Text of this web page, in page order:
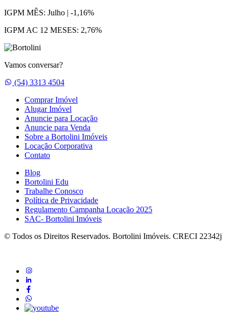
IGPM MÊS: Julho | -1,16%
IGPM AC 12 MESES: 2,76%
Vamos conversar?
Whatsapp
(54) 3313 4504
Comprar Imóvel
Alugar Imóvel
Anuncie para Locação
Anuncie para Venda
Sobre a Bortolini Imóveis
Locação Corporativa
Contato
Blog
Bortolini Edu
Trabalhe Conosco
Política de Privacidade
Regulamento Campanha Locação 2025
SAC- Bortolini Imóveis
© Todos os Direitos Reservados. Bortolini Imóveis. CRECI 22342j
instagram
linkedin
Facebook
whatsapp